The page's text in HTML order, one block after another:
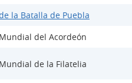
la Batalla de Puebla
del Acordeón
de la Filatelia